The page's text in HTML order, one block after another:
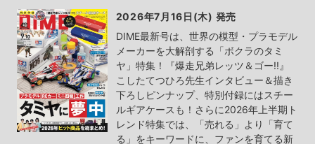
2026年7月16日(木) 発売
DIME最新号は、世界の模型・プラモデル
メーカーを大解剖する「ボクラのタミ
ヤ」特集！『爆走兄弟レッツ＆ゴー!!』
こしたてつひろ先生インタビュー＆描き
下ろしピンナップ、特別付録にはスチー
ルギアケースも！さらに2026年上半期ト
レンド特集では、「売れる」より「育て
る」をキーワードに、ファンを育てる新